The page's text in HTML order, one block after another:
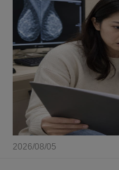
2026/08/05